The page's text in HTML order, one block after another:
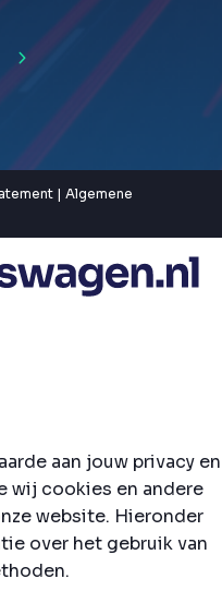
| Algemene
aan jouw privacy en
wij cookies en andere
website. Hieronder
over het gebruik van